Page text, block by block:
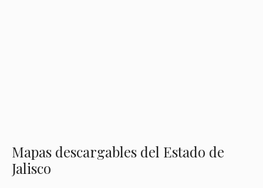
Mapas descargables del Estado de
Jalisco